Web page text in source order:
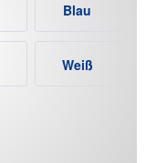
Blau
Weiß